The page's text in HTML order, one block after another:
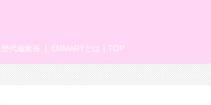
TOP
EMMARYとは
歴代編集長